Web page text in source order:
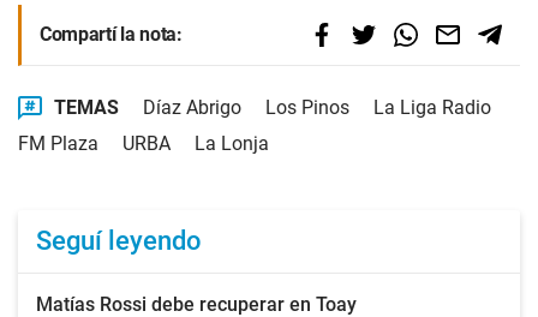
Compartí la nota:
TEMAS Díaz Abrigo Los Pinos
La Liga Radio
FM Plaza
URBA La Lonja
Seguí leyendo
Matías Rossi debe recuperar en Toay